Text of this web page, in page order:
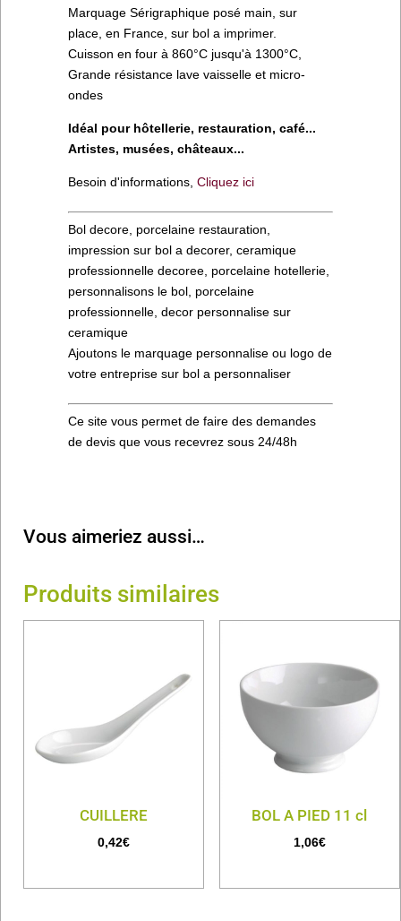
Marquage Sérigraphique posé main, sur
place, en France, sur bol a imprimer.
Cuisson en four à 860°C jusqu'à 1300°C,
Grande résistance lave vaisselle et micro-
ondes
Idéal pour hôtellerie, restauration, café...
Artistes, musées, châteaux...
Besoin d'informations, Cliquez ici
Bol decore, porcelaine restauration,
impression sur bol a decorer, ceramique
professionnelle decoree, porcelaine hotellerie,
personnalisons le bol, porcelaine
professionnelle, decor personnalise sur
ceramique
Ajoutons le marquage personnalise ou logo de
votre entreprise sur bol a personnaliser
Ce site vous permet de faire des demandes
de devis que vous recevrez sous 24/48h
Vous aimeriez aussi…
Produits similaires
CUILLERE
0,42€
BOL A PIED 11 cl
1,06€